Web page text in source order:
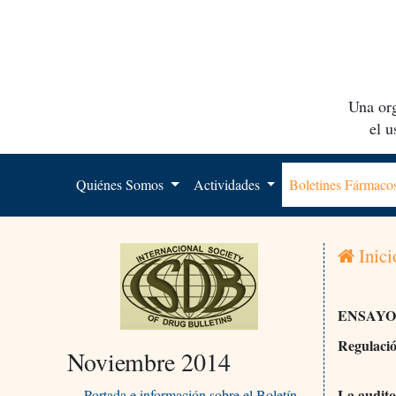
Una
el
Quiénes Somos Actividades Boletines
Noviembre 2014